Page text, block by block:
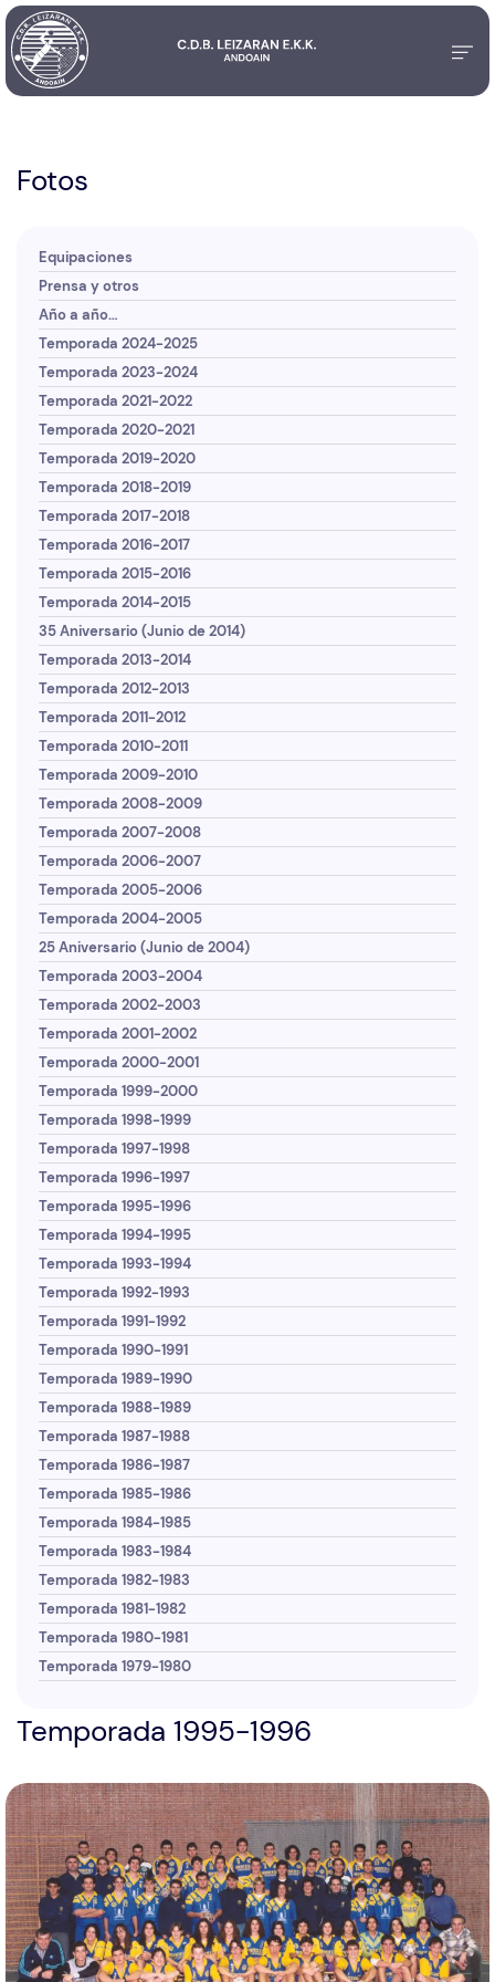
Fotos
Equipaciones
Prensa y otros
Año a año…
Temporada 2024-2025
Temporada 2023-2024
Temporada 2021-2022
Temporada 2020-2021
Temporada 2019-2020
Temporada 2018-2019
Temporada 2017-2018
Temporada 2016-2017
Temporada 2015-2016
Temporada 2014-2015
35 Aniversario (Junio de 2014)
Temporada 2013-2014
Temporada 2012-2013
Temporada 2011-2012
Temporada 2010-2011
Temporada 2009-2010
Temporada 2008-2009
Temporada 2007-2008
Temporada 2006-2007
Temporada 2005-2006
Temporada 2004-2005
25 Aniversario (Junio de 2004)
Temporada 2003-2004
Temporada 2002-2003
Temporada 2001-2002
Temporada 2000-2001
Temporada 1999-2000
Temporada 1998-1999
Temporada 1997-1998
Temporada 1996-1997
Temporada 1995-1996
Temporada 1994-1995
Temporada 1993-1994
Temporada 1992-1993
Temporada 1991-1992
Temporada 1990-1991
Temporada 1989-1990
Temporada 1988-1989
Temporada 1987-1988
Temporada 1986-1987
Temporada 1985-1986
Temporada 1984-1985
Temporada 1983-1984
Temporada 1982-1983
Temporada 1981-1982
Temporada 1980-1981
Temporada 1979-1980
Temporada 1995-1996